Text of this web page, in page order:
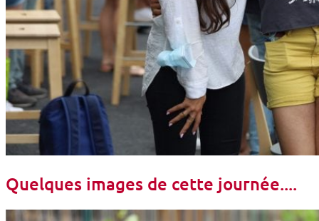
Quelques images de cette journée....